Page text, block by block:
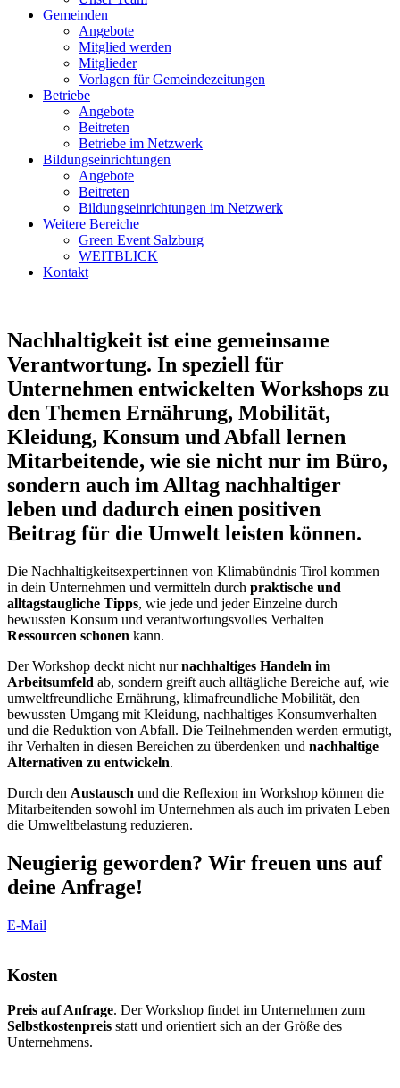
Gemeinden
Angebote
Mitglied werden
Mitglieder
Vorlagen für Gemeindezeitungen
Betriebe
Angebote
Beitreten
Betriebe im Netzwerk
Bildungseinrichtungen
Angebote
Beitreten
Bildungseinrichtungen im Netzwerk
Weitere Bereiche
Green Event Salzburg
WEITBLICK
Kontakt
Nachhaltigkeit ist eine gemeinsame
Verantwortung. In speziell für
Unternehmen entwickelten Workshops zu
den Themen Ernährung, Mobilität,
Kleidung, Konsum und Abfall lernen
Mitarbeitende, wie sie nicht nur im Büro,
sondern auch im Alltag nachhaltiger
leben und dadurch einen positiven
Beitrag für die Umwelt leisten können.
Die Nachhaltigkeitsexpert:innen von Klimabündnis Tirol kommen
in dein Unternehmen und vermitteln durch praktische und
alltagstaugliche Tipps, wie jede und jeder Einzelne durch
bewussten Konsum und verantwortungsvolles Verhalten
Ressourcen schonen kann.
Der Workshop deckt nicht nurnachhaltiges Handeln im
Arbeitsumfeld ab, sondern greift auch alltägliche Bereiche auf, wie
umweltfreundliche Ernährung, klimafreundliche Mobilität, den
bewussten Umgang mit Kleidung, nachhaltiges Konsumverhalten
und die Reduktion von Abfall. Die Teilnehmenden werden ermutigt,
ihr Verhalten in diesen Bereichen zu überdenken und nachhaltige
Alternativen zu entwickeln.
Durch den Austausch und die Reflexion im Workshop können die
Mitarbeitenden sowohl im Unternehmen als auch im privaten Leben
die Umweltbelastung reduzieren.
Neugierig geworden? Wir freuen uns auf
deine Anfrage!
E-Mail
Kosten
Preis auf Anfrage. Der Workshop findet im Unternehmen zum
Selbstkostenpreis statt und orientiert sich an der Größe des
Unternehmens.